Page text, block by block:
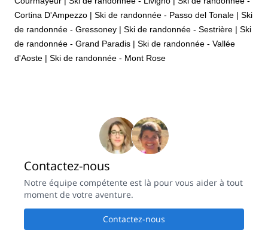
Cortina D'Ampezzo | Ski de randonnée - Passo del Tonale | Ski
de randonnée - Gressoney | Ski de randonnée - Sestrière | Ski
de randonnée - Grand Paradis | Ski de randonnée - Vallée
d'Aoste | Ski de randonnée - Mont Rose
Contactez-nous
Notre équipe compétente est là pour vous aider à tout
moment de votre aventure.
Contactez-nous